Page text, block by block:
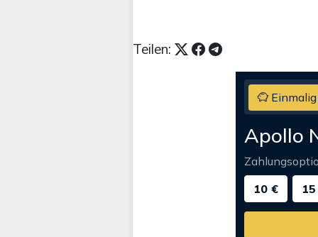
Teilen:
Einmalig
Apollo
10 €